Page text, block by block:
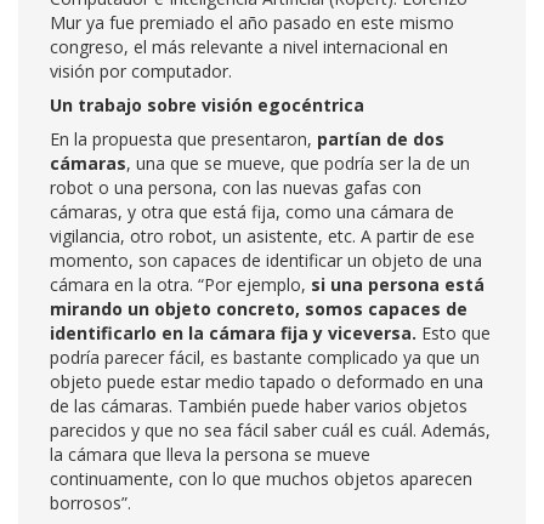
Mur ya fue premiado el año pasado en este mismo
congreso, el más relevante a nivel internacional en
visión por computador.
Un trabajo sobre visión egocéntrica
En la propuesta que presentaron, partían de dos
cámaras, una que se mueve, que podría ser la de un
robot o una persona, con las nuevas gafas con
cámaras, y otra que está fija, como una cámara de
vigilancia, otro robot, un asistente, etc. A partir de ese
momento, son capaces de identificar un objeto de una
cámara en la otra. “Por ejemplo, si una persona está
mirando un objeto concreto, somos capaces de
identificarlo en la cámara fija y viceversa. Esto que
podría parecer fácil, es bastante complicado ya que un
objeto puede estar medio tapado o deformado en una
de las cámaras. También puede haber varios objetos
parecidos y que no sea fácil saber cuál es cuál. Además,
la cámara que lleva la persona se mueve
continuamente, con lo que muchos objetos aparecen
borrosos”.